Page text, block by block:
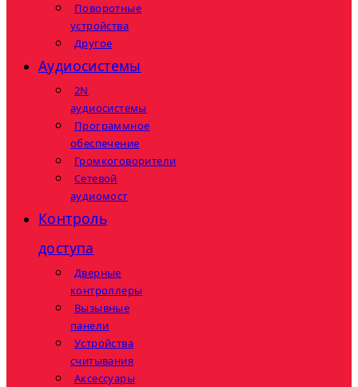
Поворотные
устройства
Другое
Аудиосистемы
2N
аудиосистемы
Программное
обеспечение
Громкоговорители
Сетевой
аудиомост
Контроль
доступа
Дверные
контроллеры
Вызывные
панели
Устройства
считывания
Аксессуары